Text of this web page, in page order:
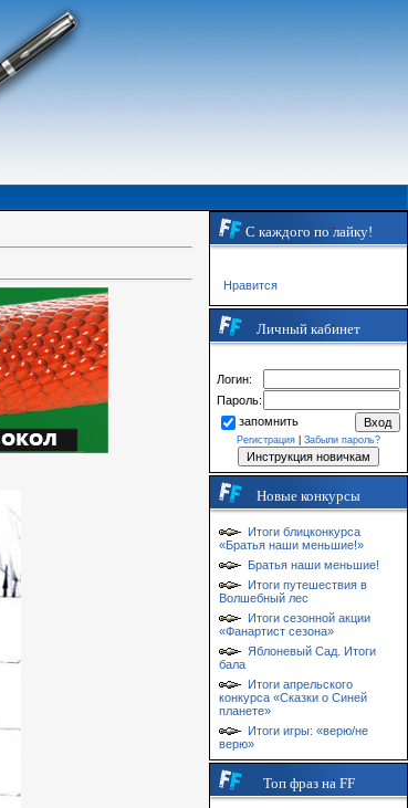
С каждого по лайку!
Нравится
Личный кабинет
Логин:
Пароль:
запомнить
Регистрация Забыли пароль?
Новые конкурсы
Итоги блицконкурса
«Братья наши меньшие!»
Братья наши меньшие!
Итоги путешествия в
Волшебный лес
Итоги сезонной акции
«Фанартист сезона»
Яблоневый Сад. Итоги
бала
Итоги апрельского
конкурса «Сказки о Синей
планете»
Итоги игры: «верю/не
верю»
Топ фраз на FF